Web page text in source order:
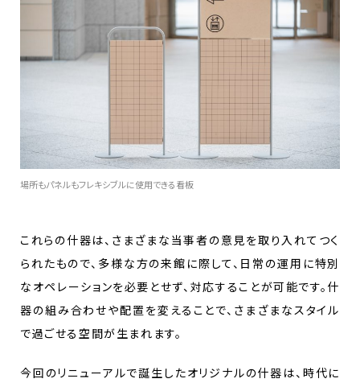
場所もパネルもフレキシブルに使用できる看板
これらの什器は、さまざまな当事者の意見を取り入れてつく
られたもので、多様な方の来館に際して、日常の運用に特別
なオペレーションを必要とせず、対応することが可能です。什
器の組み合わせや配置を変えることで、さまざまなスタイル
で過ごせる空間が生まれます。
今回のリニューアルで誕生したオリジナルの什器は、時代に